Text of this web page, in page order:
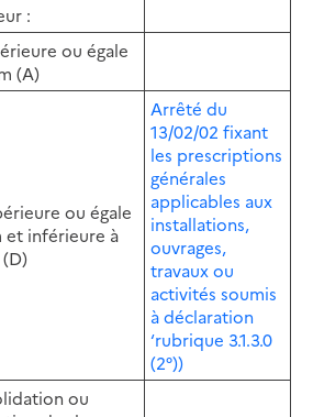
:
ou égale
(A)
ou égale
et inférieure à
Arrêté du
13/02/02 fixant
les prescriptions
générales
applicables aux
installations,
ouvrages,
travaux ou
activités soumis
à déclaration
‘rubrique 3.1.3.0
(2°))
ou